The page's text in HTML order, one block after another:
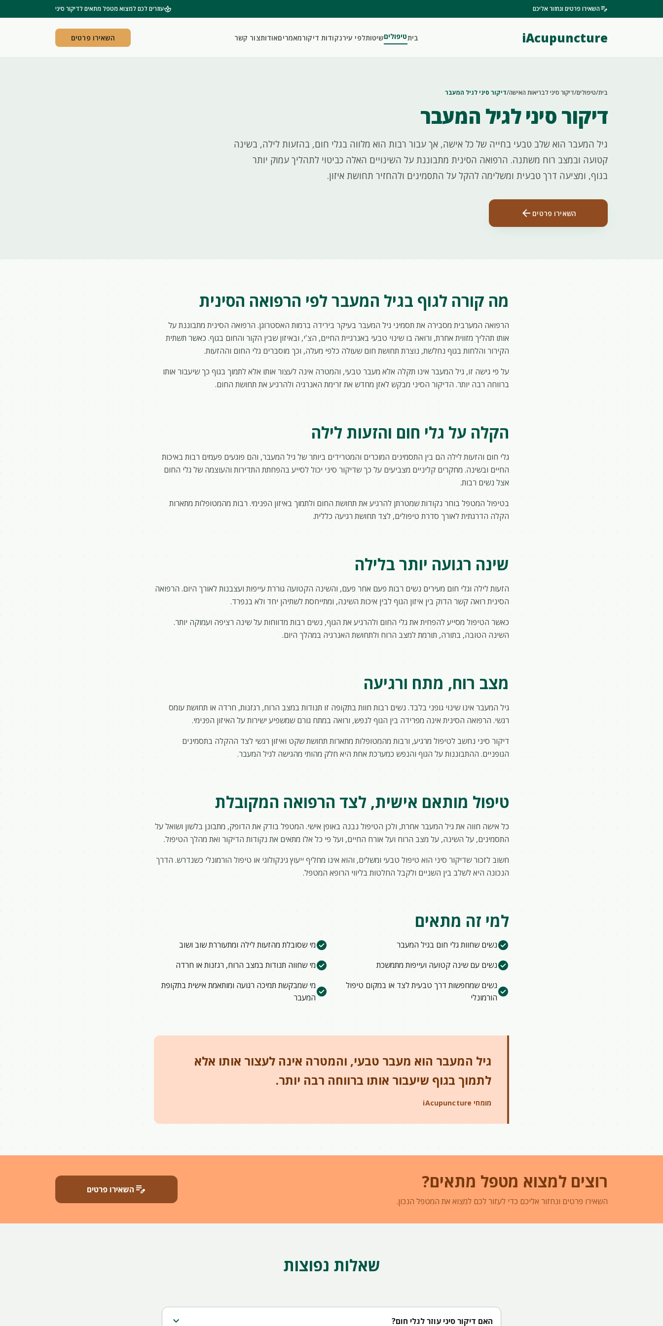
edit_noteהשאירו פרטים ונחזור אליכם spaעוזרים לכם למצוא מטפל מתאים לדיקור סיני
iAcupuncture ביתטיפוליםשיטותלפי עירנקודות דיקורמאמריםאודותצור קשר השאירו פרטים
בית/טיפולים/דיקור סיני לבריאות האישה/דיקור סיני לגיל המעבר
דיקור סיני לגיל המעבר
גיל המעבר הוא שלב טבעי בחייה של כל אישה, אך עבור רבות הוא מלווה בגלי חום, בהזעות לילה, בשינה
קטועה ובמצב רוח משתנה. הרפואה הסינית מתבוננת על השינויים האלה כביטוי לתהליך עמוק יותר
בגוף, ומציעה דרך טבעית ומשלימה להקל על התסמינים ולהחזיר תחושת איזון.
השאירו פרטים arrow_back
מה קורה לגוף בגיל המעבר לפי הרפואה הסינית
הרפואה המערבית מסבירה את תסמיני גיל המעבר בעיקר בירידה ברמות האסטרוגן. הרפואה הסינית מתבוננת על
אותו תהליך מזווית אחרת, ורואה בו שינוי טבעי באנרגיית החיים, הצ'י, ובאיזון שבין הקור והחום בגוף. כאשר תשתית
הקירור והלחות בגוף נחלשת, נוצרת תחושת חום שעולה כלפי מעלה, וכך מוסברים גלי החום וההזעות.
על פי גישה זו, גיל המעבר אינו תקלה אלא מעבר טבעי, והמטרה אינה לעצור אותו אלא לתמוך בגוף כך שיעבור אותו
ברווחה רבה יותר. הדיקור הסיני מבקש לאזן מחדש את זרימת האנרגיה ולהרגיע את תחושת החום.
הקלה על גלי חום והזעות לילה
גלי חום והזעות לילה הם בין התסמינים המוכרים והמטרידים ביותר של גיל המעבר, והם פוגעים פעמים רבות באיכות
החיים ובשינה. מחקרים קליניים מצביעים על כך שדיקור סיני יכול לסייע בהפחתת התדירות והעוצמה של גלי החום
אצל נשים רבות.
בטיפול המטפל בוחר נקודות שמטרתן להרגיע את תחושת החום ולתמוך באיזון הפנימי. רבות מהמטופלות מתארות
הקלה הדרגתית לאורך סדרת טיפולים, לצד תחושת רגיעה כללית.
שינה רגועה יותר בלילה
הזעות לילה וגלי חום מעירים נשים רבות פעם אחר פעם, והשינה הקטועה גוררת עייפות ועצבנות לאורך היום. הרפואה
הסינית רואה קשר הדוק בין איזון הגוף לבין איכות השינה, ומתייחסת לשתיהן יחד ולא בנפרד.
כאשר הטיפול מסייע להפחית את גלי החום ולהרגיע את הגוף, נשים רבות מדווחות על שינה רציפה ועמוקה יותר.
השינה הטובה, בתורה, תורמת למצב הרוח ולתחושת האנרגיה במהלך היום.
מצב רוח, מתח ורגיעה
גיל המעבר אינו שינוי גופני בלבד. נשים רבות חוות בתקופה זו תנודות במצב הרוח, רגזנות, חרדה או תחושת עומס
רגשי. הרפואה הסינית אינה מפרידה בין הגוף לנפש, ורואה במתח גורם שמשפיע ישירות על האיזון הפנימי.
דיקור סיני נחשב לטיפול מרגיע, ורבות מהמטופלות מתארות תחושת שקט ואיזון רגשי לצד ההקלה בתסמינים
הגופניים. ההתבוננות על הגוף והנפש כמערכת אחת היא חלק מהותי מהגישה לגיל המעבר.
טיפול מותאם אישית, לצד הרפואה המקובלת
כל אישה חווה את גיל המעבר אחרת, ולכן הטיפול נבנה באופן אישי. המטפל בודק את הדופק, מתבונן בלשון ושואל על
התסמינים, על השינה, על מצב הרוח ועל אורח החיים, ועל פי כל אלו מתאים את נקודות הדיקור ואת מהלך הטיפול.
חשוב לזכור שדיקור סיני הוא טיפול טבעי ומשלים, והוא אינו מחליף ייעוץ גינקולוגי או טיפול הורמונלי כשנדרש. הדרך
הנכונה היא לשלב בין השניים ולקבל החלטות בליווי הרופא המטפל.
למי זה מתאים
check_circleנשים שחוות גלי חום בגיל המעבר check_circleמי שסובלת מהזעות לילה ומתעוררת שוב ושוב
check_circleנשים עם שינה קטועה ועייפות מתמשכת check_circleמי שחווה תנודות במצב הרוח, רגזנות או חרדה
check_circleנשים שמחפשות דרך טבעית לצד או במקום טיפול
הורמונלי
check_circleמי שמבקשת תמיכה רגועה ומותאמת אישית בתקופת
המעבר
גיל המעבר הוא מעבר טבעי, והמטרה אינה לעצור אותו אלא
לתמוך בגוף שיעבור אותו ברווחה רבה יותר.
מומחי iAcupuncture
רוצים למצוא מטפל מתאים?
השאירו פרטים ונחזור אליכם כדי לעזור לכם למצוא את המטפל הנכון.
edit_note השאירו פרטים
שאלות נפוצות
האם דיקור סיני עוזר לגלי חום? expand_more